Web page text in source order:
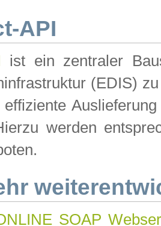
API
ist ein zentraler
(EDIS)
werden
SOAP